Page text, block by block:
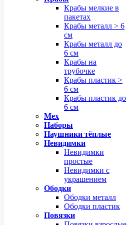
Крабы мелкие в
пакетах
Крабы металл > 6
см
Крабы металл до
6 см
Крабы на
трубочке
Крабы пластик >
6 см
Крабы пластик до
6 см
Мех
Наборы
Наушники тёплые
Невидимки
Невидимки
простые
Невидимки с
украшением
Ободки
Ободки металл
Ободки пластик
Повязки